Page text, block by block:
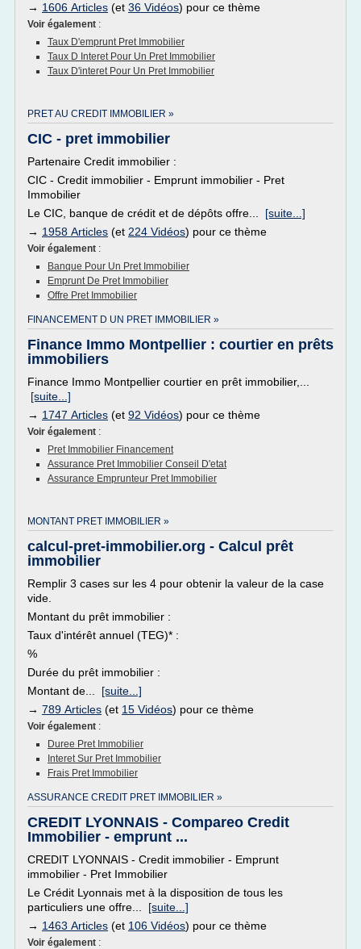
→ 1606 Articles (et 36 Vidéos) pour ce thème
Voir également :
Taux D'emprunt Pret Immobilier
Taux D Interet Pour Un Pret Immobilier
Taux D'interet Pour Un Pret Immobilier
PRET AU CREDIT IMMOBILIER »
CIC - pret immobilier
Partenaire Credit immobilier :
CIC - Credit immobilier - Emprunt immobilier - Pret
Immobilier
Le CIC, banque de crédit et de dépôts offre... [suite...]
→ 1958 Articles (et 224 Vidéos) pour ce thème
Voir également :
Banque Pour Un Pret Immobilier
Emprunt De Pret Immobilier
Offre Pret Immobilier
FINANCEMENT D UN PRET IMMOBILIER »
Finance Immo Montpellier : courtier en prêts
immobiliers
Finance Immo Montpellier courtier en prêt immobilier,...
[suite...]
→ 1747 Articles (et 92 Vidéos) pour ce thème
Voir également :
Pret Immobilier Financement
Assurance Pret Immobilier Conseil D'etat
Assurance Emprunteur Pret Immobilier
MONTANT PRET IMMOBILIER »
calcul-pret-immobilier.org - Calcul prêt
immobilier
Remplir 3 cases sur les 4 pour obtenir la valeur de la case
vide.
Montant du prêt immobilier :
Taux d'intérêt annuel (TEG)* :
%
Durée du prêt immobilier :
Montant de... [suite...]
→ 789 Articles (et 15 Vidéos) pour ce thème
Voir également :
Duree Pret Immobilier
Interet Sur Pret Immobilier
Frais Pret Immobilier
ASSURANCE CREDIT PRET IMMOBILIER »
CREDIT LYONNAIS - Compareo Credit
Immobilier - emprunt ...
CREDIT LYONNAIS - Credit immobilier - Emprunt
immobilier - Pret Immobilier
Le Crédit Lyonnais met à la disposition de tous les
particuliers une offre... [suite...]
→ 1463 Articles (et 106 Vidéos) pour ce thème
Voir également :